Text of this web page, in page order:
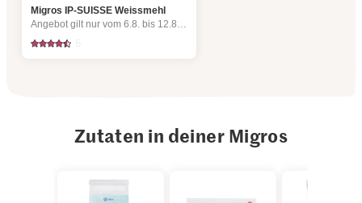
Migros IP-SUISSE Weissmehl
Angebot gilt nur vom 6.8. bis 12.8.2026, solange Vorrat.
Zutaten in deiner Migros